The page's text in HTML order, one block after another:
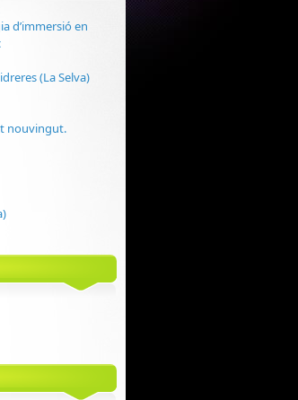
d’immersió en
(La Selva)
nouvingut.